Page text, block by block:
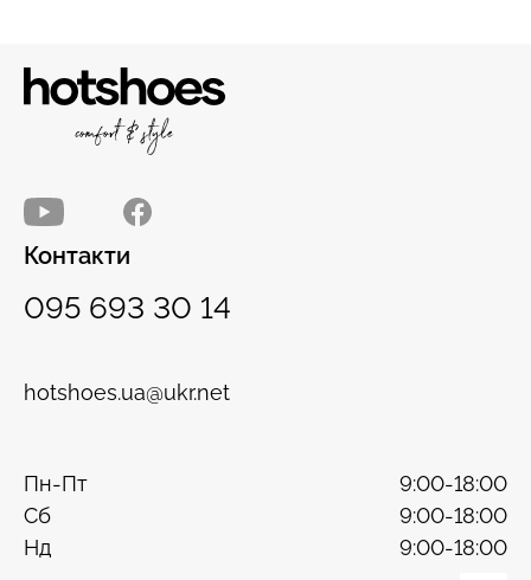
Контакти
095 693 30 14
hotshoes.ua@ukr.net
Пн-Пт
9:00-18:00
Сб
9:00-18:00
Нд
9:00-18:00